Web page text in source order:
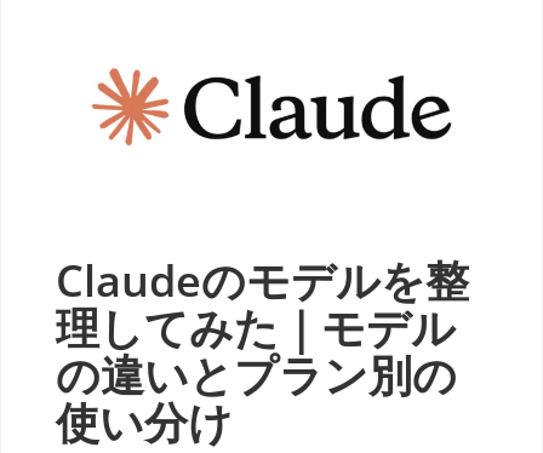
Claudeのモデルを整
理してみた｜モデル
の違いとプラン別の
使い分け